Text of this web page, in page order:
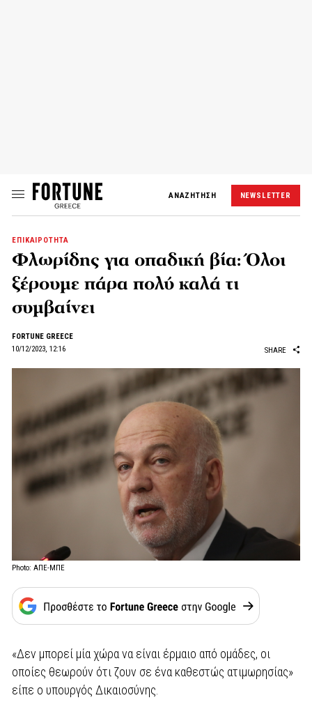
ΑΝΑΖΗΤΗΣΗ NEWSLETTER
ΕΠΙΚΑΙΡΟΤΗΤΑ
Φλωρίδης για οπαδική βία: Όλοι
ξέρουμε πάρα πολύ καλά τι
συμβαίνει
FORTUNE GREECE
10/12/2023, 12:16
SHARE
Photo: ΑΠΕ-ΜΠΕ
«Δεν μπορεί μία χώρα να είναι έρμαιο από ομάδες, οι
οποίες θεωρούν ότι ζουν σε ένα καθεστώς ατιμωρησίας»
είπε ο υπουργός Δικαιοσύνης.